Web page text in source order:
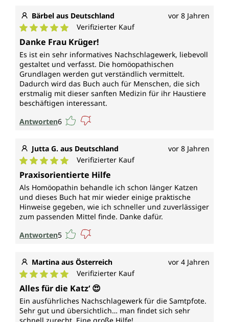
Bärbel aus Deutschland vor 8 Jahren
Durchschnittliche Bewertung von 5 von 5 Sternen
Verifizierter Kauf
Danke Frau Krüger!
Es ist ein sehr informatives Nachschlagewerk, liebevoll
gestaltet und verfasst. Die homöopathischen
Grundlagen werden gut verständlich vermittelt.
Dadurch wird das Buch auch für Menschen, die sich
erstmalig mit dieser sanften Medizin für ihr Haustiere
beschäftigen interessant.
Antworten6
Jutta G. aus Deutschland vor 8 Jahren
Durchschnittliche Bewertung von 5 von 5 Sternen
Verifizierter Kauf
Praxisorientierte Hilfe
Als Homöopathin behandle ich schon länger Katzen
und dieses Buch hat mir wieder einige praktische
Hinweise gegeben, wie ich schneller und zuverlässiger
zum passenden Mittel finde. Danke dafür.
Antworten5
Martina aus Österreich vor 4 Jahren
Durchschnittliche Bewertung von 5 von 5 Sternen
Verifizierter Kauf
Alles für die Katz‘ 😍
Ein ausführliches Nachschlagewerk für die Samtpfote.
Sehr gut und übersichtlich… man findet sich sehr